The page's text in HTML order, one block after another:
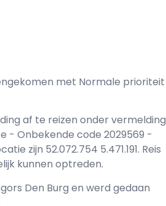
met Normale prioriteit
af te reizen onder vermelding
- Onbekende code 2029569 -
zijn 52.072.754 5.471.191. Reis
kunnen optreden.
Den Burg en werd gedaan